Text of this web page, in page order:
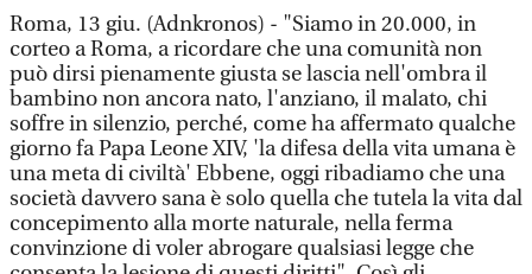
Roma, 13 giu. (Adnkronos) - "Siamo in 20.000, in
corteo a Roma, a ricordare che una comunità non
può dirsi pienamente giusta se lascia nell'ombra il
bambino non ancora nato, l'anziano, il malato, chi
soffre in silenzio, perché, come ha affermato qualche
giorno fa Papa Leone XIV, 'la difesa della vita umana è
una meta di civiltà' Ebbene, oggi ribadiamo che una
società davvero sana è solo quella che tutela la vita dal
concepimento alla morte naturale, nella ferma
convinzione di voler abrogare qualsiasi legge che